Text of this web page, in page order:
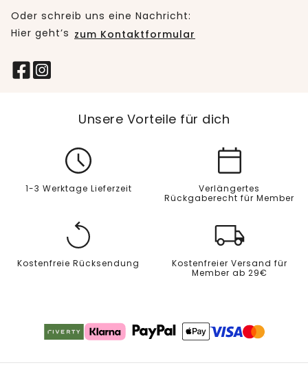
Oder schreib uns eine Nachricht:
Hier geht’s zum Kontaktformular
Unsere Vorteile für dich
1-3 Werktage Lieferzeit
Verlängertes
Rückgaberecht für Member
Kostenfreie Rücksendung
Kostenfreier Versand für
Member ab 29€